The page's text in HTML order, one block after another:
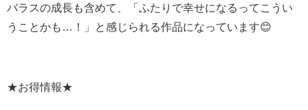
バラスの成長も含めて、「ふたりで幸せになるってこうい
うことかも…！」と感じられる作品になっています😊
★お得情報★